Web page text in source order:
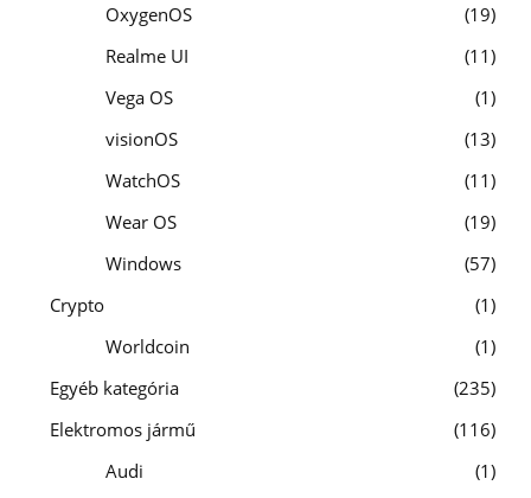
OxygenOS
19
Realme UI
11
Vega OS
1
visionOS
13
WatchOS
11
Wear OS
19
Windows
57
Crypto
1
Worldcoin
1
Egyéb kategória
235
Elektromos jármű
116
Audi
1